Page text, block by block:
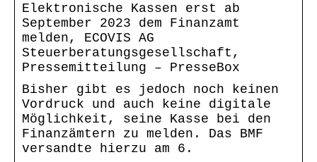
Elektronische Kassen erst ab
September 2023 dem Finanzamt
melden, ECOVIS AG
Steuerberatungsgesellschaft,
Pressemitteilung – PresseBox
Bisher gibt es jedoch noch keinen
Vordruck und auch keine digitale
Möglichkeit, seine Kasse bei den
Finanzämtern zu melden. Das BMF
versandte hierzu am 6.